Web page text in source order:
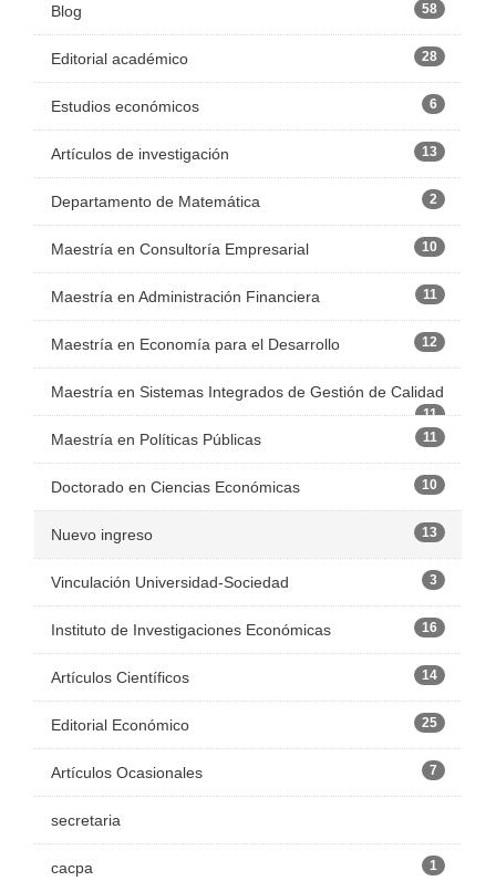
Blog 58
Editorial académico 28
Estudios económicos 6
Artículos de investigación 13
Departamento de Matemática 2
Maestría en Consultoría Empresarial 10
Maestría en Administración Financiera 11
Maestría en Economía para el Desarrollo 12
Maestría en Sistemas Integrados de Gestión de Calidad
11
Maestría en Políticas Públicas 11
Doctorado en Ciencias Económicas 10
Nuevo ingreso 13
Vinculación Universidad-Sociedad 3
Instituto de Investigaciones Económicas 16
Artículos Científicos 14
Editorial Económico 25
Artículos Ocasionales 7
secretaria
cacpa 1